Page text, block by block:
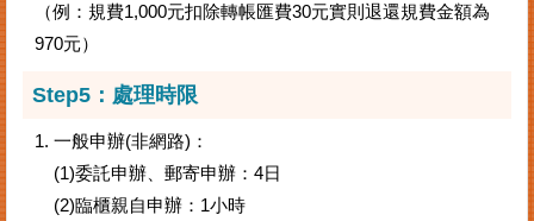
（例：規費1,000元扣除轉帳匯費30元實則退還規費金額為
970元）
Step5： 處理時限
1. 一般申辦(非網路)：
(1)委託申辦、郵寄申辦：4日
(2)臨櫃親自申辦：1小時